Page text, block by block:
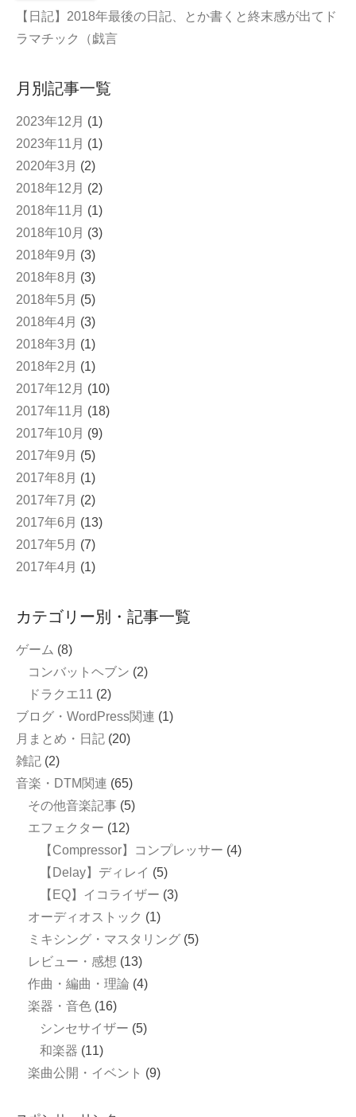
【日記】2018年最後の日記、とか書くと終末感が出てド
ラマチック（戯言
月別記事一覧
2023年12月 (1)
2023年11月 (1)
2020年3月 (2)
2018年12月 (2)
2018年11月 (1)
2018年10月 (3)
2018年9月 (3)
2018年8月 (3)
2018年5月 (5)
2018年4月 (3)
2018年3月 (1)
2018年2月 (1)
2017年12月 (10)
2017年11月 (18)
2017年10月 (9)
2017年9月 (5)
2017年8月 (1)
2017年7月 (2)
2017年6月 (13)
2017年5月 (7)
2017年4月 (1)
カテゴリー別・記事一覧
ゲーム (8)
コンバットヘブン (2)
ドラクエ11 (2)
ブログ・WordPress関連 (1)
月まとめ・日記 (20)
雑記 (2)
音楽・DTM関連 (65)
その他音楽記事 (5)
エフェクター (12)
【Compressor】コンプレッサー (4)
【Delay】ディレイ (5)
【EQ】イコライザー (3)
オーディオストック (1)
ミキシング・マスタリング (5)
レビュー・感想 (13)
作曲・編曲・理論 (4)
楽器・音色 (16)
シンセサイザー (5)
和楽器 (11)
楽曲公開・イベント (9)